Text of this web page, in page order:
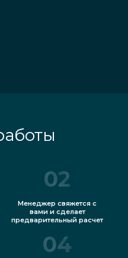
02
Менеджер свяжется с
вами и сделает
предварительный расчет
04